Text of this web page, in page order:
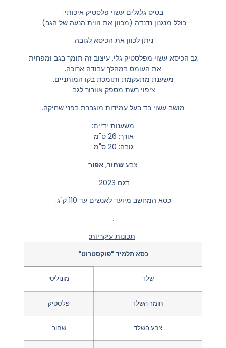
בסיס גלגלים עשוי פלסטיק איכותי.
כולל מנגנון נדנדה (מכוון את זווית הנעה של הגב).
ניתן לכוון את הכיסא לגובה.
גב הכיסא עשוי מפלסטיק גלי, עיצוב זה תומך בגב ומפחית
את העומס במהלך עבודה ארוכה.
משענת מתעקמת ותומכת בקו המותניים.
ציפוי רשת מספק אוורור לגב.
מושב עשוי בד בעל עמידות מוגברת בפני שחיקה.
משענות ידיים:
אורך: 26 ס"מ.
גובה: 20 ס"מ.
צבע שחור, אפור
דגם 2023.
כסא המחשב מיועד לאנשים עד 110 ק"ג.
.
תכונות עיקריות:
כסא תלמיד "פוקסטרוט"
שלד מונוליטי
חומר השלד פלסטיק
צבע השלד שחור